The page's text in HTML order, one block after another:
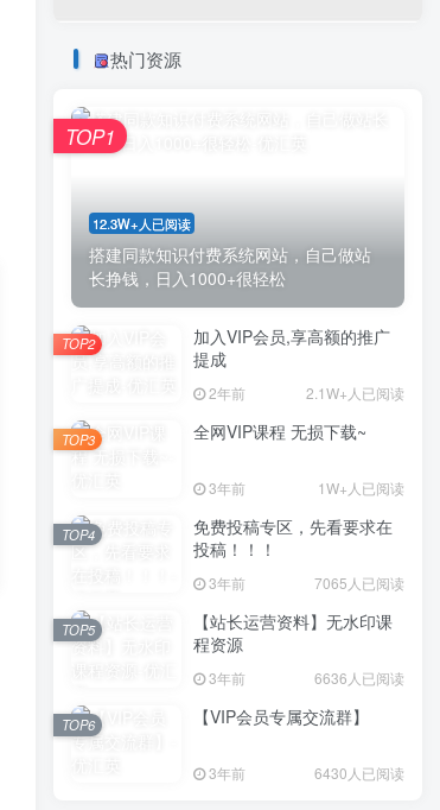
热门资源
12.3W+人已阅读
搭建同款知识付费系统网站，自己做站
长挣钱，日入1000+很轻松
TOP1
加入VIP会员,享高额的推广
提成
2年前 2.1W+人已阅读
TOP2
全网VIP课程 无损下载~
3年前 1W+人已阅读
TOP3
免费投稿专区，先看要求在
投稿！！！
3年前 7065人已阅读
TOP4
【站长运营资料】无水印课
程资源
3年前 6636人已阅读
TOP5
【VIP会员专属交流群】
3年前 6430人已阅读
TOP6